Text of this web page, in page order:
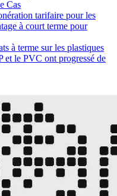
Cas
tarifaire pour les
à court terme pour
à terme sur les plastiques
et le PVC ont progressé de